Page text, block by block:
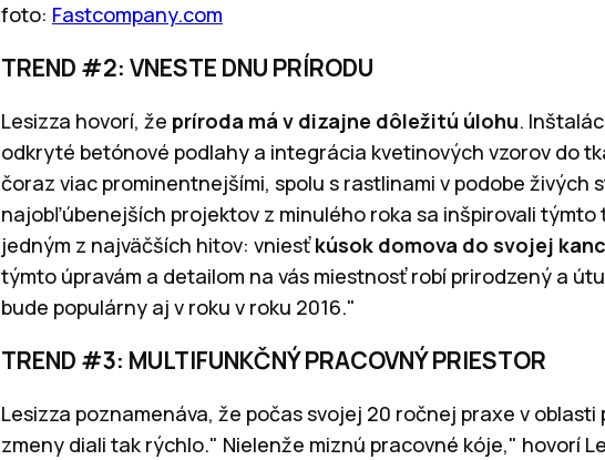
foto: Fastcompany.com
TREND #2: VNESTE DNU PRÍRODU
Lesizza hovorí, že príroda má v dizajne dôležitú úlohu.
odkryté betónové podlahy a integrácia kvetinových vzorov do
čoraz viac prominentnejšími, spolu s rastlinami v podobe živých
najobľúbenejších projektov z minulého roka sa inšpirovali týmto
jedným z najväčších hitov: vniesťkúsok domova do svojej
týmto úpravám a detailom na vás miestnosť robí prirodzený a
bude populárny aj v roku v roku 2016."
TREND #3: MULTIFUNKČNÝ PRACOVNÝ PRIESTOR
Lesizza poznamenáva, že počas svojej 20 ročnej praxe v
zmeny diali tak rýchlo." Nielenže miznú pracovné kóje," hovorí